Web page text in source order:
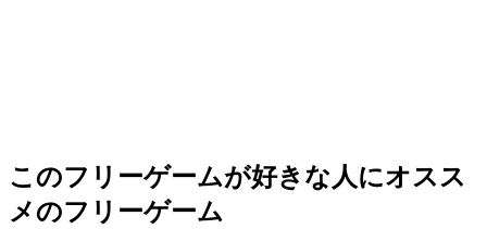
このフリーゲームが好きな人にオスス
メのフリーゲーム